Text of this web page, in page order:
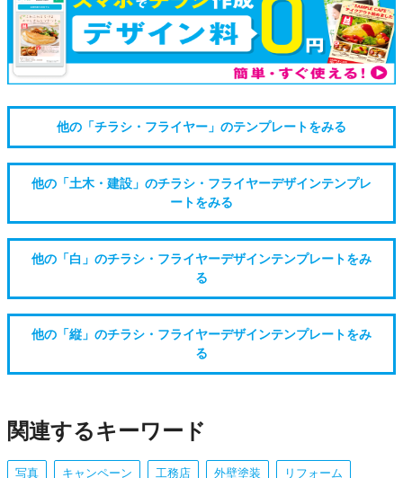
他の「チラシ・フライヤー」のテンプレートをみる
他の「土木・建設」のチラシ・フライヤーデザインテンプレ
ートをみる
他の「白」のチラシ・フライヤーデザインテンプレートをみ
る
他の「縦」のチラシ・フライヤーデザインテンプレートをみ
る
関連するキーワード
写真 キャンペーン 工務店 外壁塗装 リフォーム